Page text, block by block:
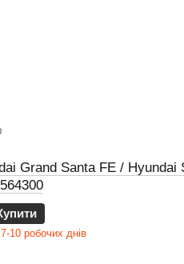
Grand Santa FE / Hyundai
10 робочих днів